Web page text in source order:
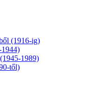
(1916-ig)
1989)
től)